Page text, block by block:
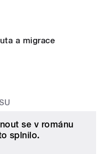
a migrace
se v románu
splnilo.